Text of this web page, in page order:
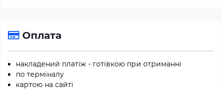
Оплата
накладений платіж - готівкою при отриманні
по терміналу
картою на сайті